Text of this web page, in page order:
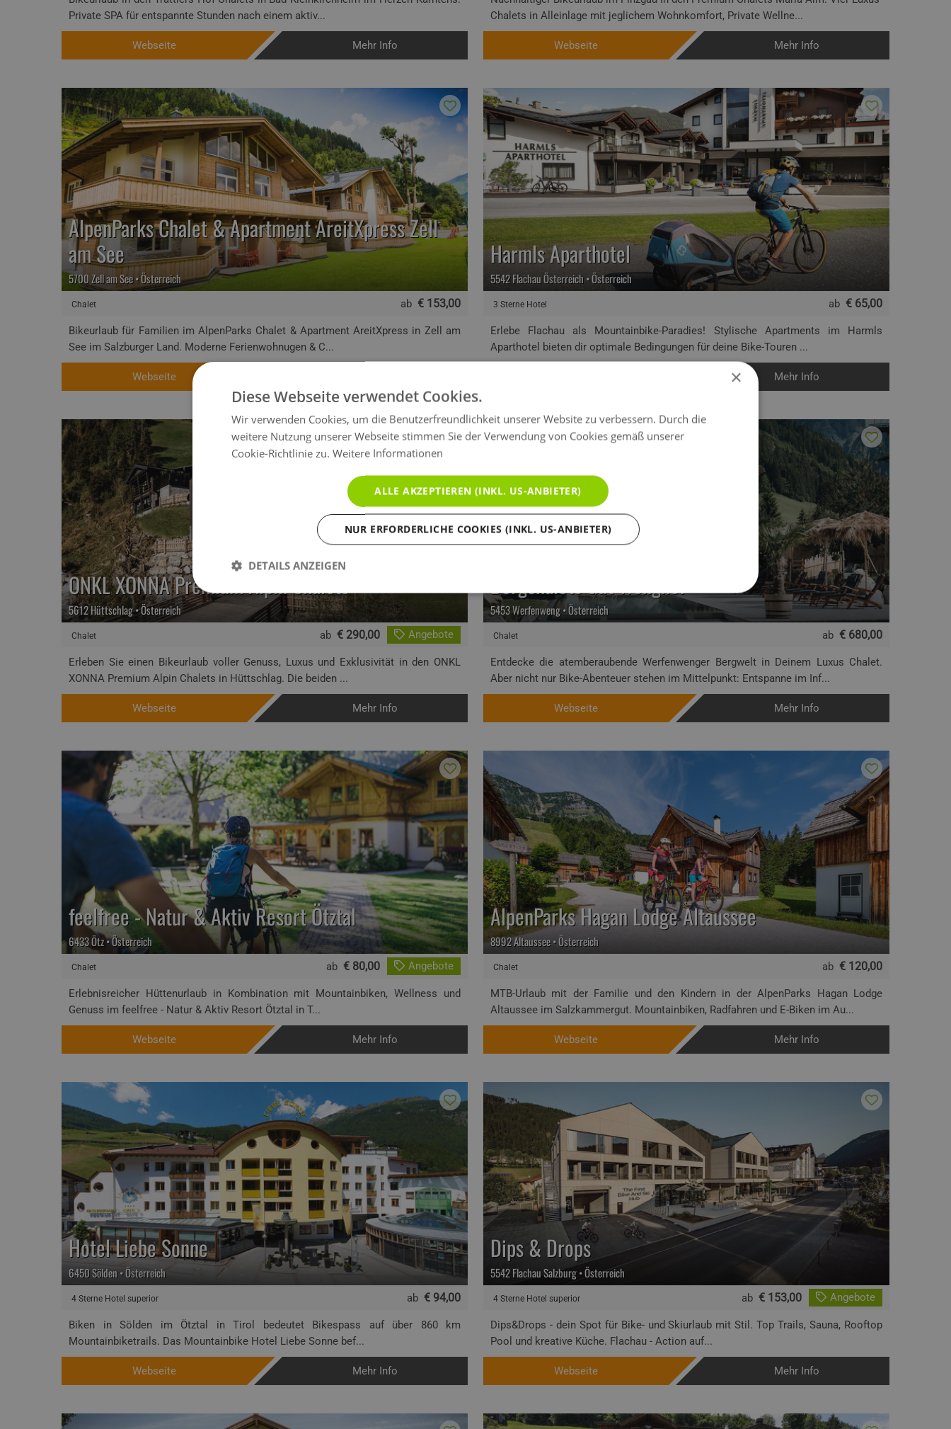
Private SPA für entspannte Stunden nach einem aktiv...
Webseite Mehr Info
Chalets in Alleinlage mit jeglichem Wohnkomfort, Private Wellne...
Webseite Mehr Info
Chalet
AlpenParks Chalet & Apartment AreitXpress Zell
am See
5700 Zell am See • Österreich
ab € 153,00
Bikeurlaub für Familien im AlpenParks Chalet & Apartment AreitXpress in Zell am
See im Salzburger Land. Moderne Ferienwohnugen & C...
Webseite
3 Sterne Hotel
Harmls Aparthotel
5542 Flachau Österreich • Österreich
ab € 65,00
Erlebe Flachau als Mountainbike-Paradies! Stylische Apartments im Harmls
Aparthotel bieten dir optimale Bedingungen für deine Bike-Touren ...
Mehr Info
Chalet
ONKL XONNA Premium Alpin Chalets
5612 Hüttschlag • Österreich
ab € 290,00 Angebote
Erleben Sie einen Bikeurlaub voller Genuss, Luxus und Exklusivität in den ONKL
XONNA Premium Alpin Chalets in Hüttschlag. Die beiden ...
Webseite Mehr Info
Chalet
Bergchalets Gut Wenghof
5453 Werfenweng • Österreich
ab € 680,00
Entdecke die atemberaubende Werfenwenger Bergwelt in Deinem Luxus Chalet.
Aber nicht nur Bike-Abenteuer stehen im Mittelpunkt: Entspanne im Inf...
Webseite Mehr Info
Chalet
feelfree - Natur & Aktiv Resort Ötztal
6433 Ötz • Österreich
ab € 80,00 Angebote
Erlebnisreicher Hüttenurlaub in Kombination mit Mountainbiken, Wellness und
Genuss im feelfree - Natur & Aktiv Resort Ötztal in T...
Webseite Mehr Info
Chalet
AlpenParks Hagan Lodge Altaussee
8992 Altaussee • Österreich
ab € 120,00
MTB-Urlaub mit der Familie und den Kindern in der AlpenParks Hagan Lodge
Altaussee im Salzkammergut. Mountainbiken, Radfahren und E-Biken im Au...
Webseite Mehr Info
4 Sterne Hotel superior
Hotel Liebe Sonne
6450 Sölden • Österreich
ab € 94,00
Biken in Sölden im Ötztal in Tirol bedeutet Bikespass auf über 860 km
Mountainbiketrails. Das Mountainbike Hotel Liebe Sonne bef...
Webseite Mehr Info
4 Sterne Hotel superior
Dips & Drops
5542 Flachau Salzburg • Österreich
ab € 153,00 Angebote
Dips&Drops - dein Spot für Bike- und Skiurlaub mit Stil. Top Trails, Sauna, Rooftop
Pool und kreative Küche. Flachau - Action auf...
Webseite Mehr Info
×
Diese Webseite verwendet Cookies.
Wir verwenden Cookies, um die Benutzerfreundlichkeit unserer Website zu verbessern. Durch die
weitere Nutzung unserer Webseite stimmen Sie der Verwendung von Cookies gemäß unserer
Cookie-Richtlinie zu. Weitere Informationen
ALLE AKZEPTIEREN (INKL. US-ANBIETER)
NUR ERFORDERLICHE COOKIES (INKL. US-ANBIETER)
DETAILS ANZEIGEN